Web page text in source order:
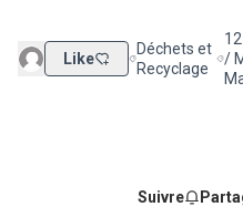
Like Filtrer les
Déchets et
Recyclage
/
Suivre